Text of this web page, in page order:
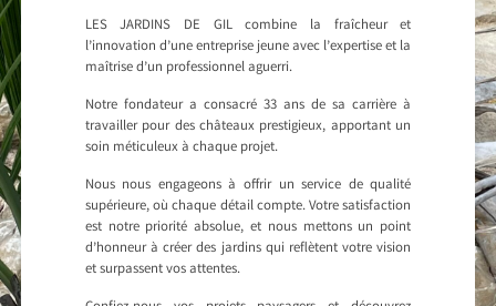
LES JARDINS DE GIL combine la fraîcheur et
l’innovation d’une entreprise jeune avec l’expertise et la
maîtrise d’un professionnel aguerri.
Notre fondateur a consacré 33 ans de sa carrière à
travailler pour des châteaux prestigieux, apportant un
soin méticuleux à chaque projet.
Nous nous engageons à offrir un service de qualité
supérieure, où chaque détail compte. Votre satisfaction
est notre priorité absolue, et nous mettons un point
d’honneur à créer des jardins qui reflètent votre vision
et surpassent vos attentes.